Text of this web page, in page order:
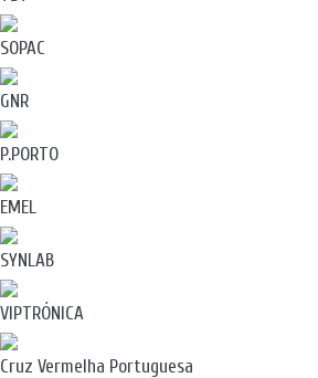
SOPAC
GNR
P.PORTO
EMEL
SYNLAB
VIPTRÓNICA
Cruz Vermelha Portuguesa